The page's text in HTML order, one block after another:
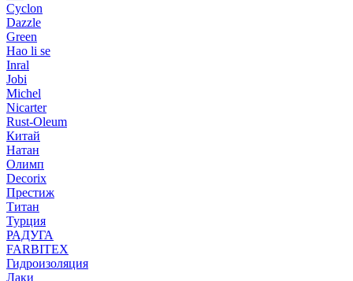
Cyclon
Dazzle
Green
Hao li se
Inral
Jobi
Michel
Nicarter
Rust-Oleum
Китай
Натан
Олимп
Decorix
Престиж
Титан
Турция
РАДУГА
FARBITEX
Гидроизоляция
Лаки